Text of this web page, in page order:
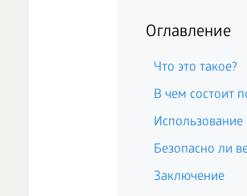
Оглавление
Что это такое?
В чем состоит
Безопасно ли
Заключение